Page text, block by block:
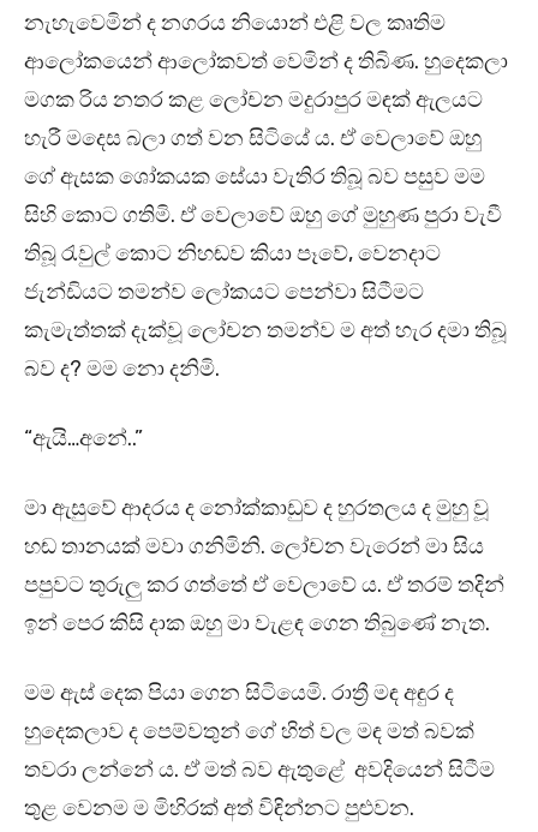
නැහැවෙමින් ද නගරය නියොන් එළි වල කෘතිම
ආලෝකයෙන් ආලෝකවත් වෙමින් ද තිබිණ. හුදෙකලා
මගක රිය නතර කළ ලෝචන මදුරාපුර මඳක් ඇලයට
හැරී මදෙස බලා ගත් වන සිටියේ ය. ඒ වෙලාවේ ඔහු
ගේ ඇසක ශෝකයක සේයා වැතිර තිබූ බව පසුව මම
සිහි කොට ගතිමි. ඒ වෙලාවේ ඔහු ගේ මුහුණ පුරා වැවී
තිබූ රැවුල් කොට නිහඬව කියා පෑවේ, වෙනදාට
ජැන්ඩියට තමන්ව ලෝකයට පෙන්වා සිටීමට
කැමැත්තක් දැක්වූ ලෝචන තමන්ව ම අත් හැර දමා තිබූ
බව ද? මම නො දනිමි.
“ඇයි…අනේ..”
මා ඇසුවේ ආදරය ද නෝක්කාඩුව ද හුරතලය ද මුහු වූ
හඬ තානයක් මවා ගනිමිනි. ලෝචන වැරෙන් මා සිය
පපුවට තුරුලු කර ගත්තේ ඒ වෙලාවේ ය. ඒ තරම් තදින්
ඉන් පෙර කිසි දාක ඔහු මා වැළඳ ගෙන තිබුණේ නැත.
මම ඇස් දෙක පියා ගෙන සිටියෙමි. රාත්‍රී මඳ අඳුර ද
හුදෙකලාව ද පෙම්වතුන් ගේ හිත් වල මඳ මත් බවක්
තවරා ලන්නේ ය. ඒ මත් බව ඇතුළේ අවදියෙන් සිටීම
තුළ වෙනම ම මිහිරක් අත් විඳින්නට පුළුවන.